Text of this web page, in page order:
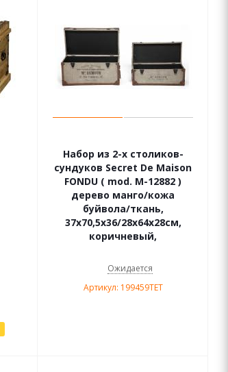
Набор из 2-х столиков-
сундуков Secret De Maison
FONDU ( mod. M-12882 )
дерево манго/кожа
буйвола/ткань,
37х70,5х36/28х64х28см,
коричневый,
Ожидается
Артикул: 199459TET